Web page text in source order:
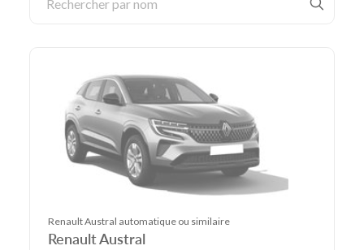
Renault Austral automatique ou similaire
Renault Austral